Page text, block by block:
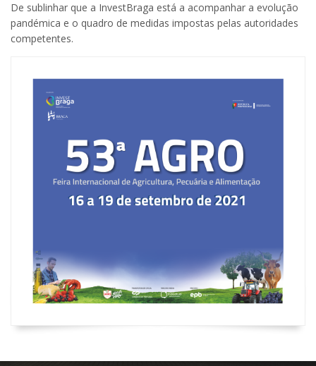
De sublinhar que a InvestBraga está a acompanhar a evolução
pandémica e o quadro de medidas impostas pelas autoridades
competentes.